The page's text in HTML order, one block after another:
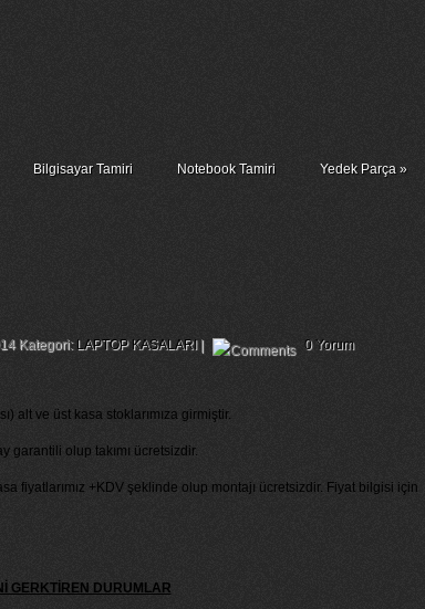
Bilgisayar Tamiri Notebook Tamiri Yedek Parça»
Kategori: LAPTOP KASALARI| 0 Yorum
alt ve üst kasa stoklarımıza girmiştir.
garantili olup takımı ücretsizdir.
fiyatlarımız +KDV şeklinde olup montajı ücretsizdir. Fiyat bilgisi için
GERKTİREN DURUMLAR